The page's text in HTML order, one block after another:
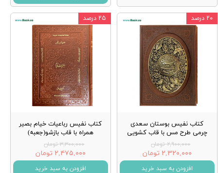
کتاب نفیس بوستان سعدی
چرمی طرح مس با قاب کشویی
۲,۹۰۰,۰۰۰ تومان
۲,۳۲۰,۰۰۰ تومان
افزودن به سبد خرید
۲۰ درصد
کتاب نفیس رباعیات خیام بصیر
همراه با قاب بازشو(جعبه)
۳,۳۰۰,۰۰۰ تومان
۲,۴۷۵,۰۰۰ تومان
افزودن به سبد خرید
۲۵ درصد